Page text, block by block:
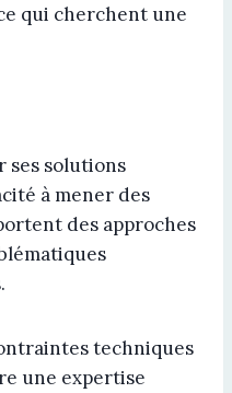
qui cherchent une
ses solutions
à mener des
des approches
techniques
une expertise